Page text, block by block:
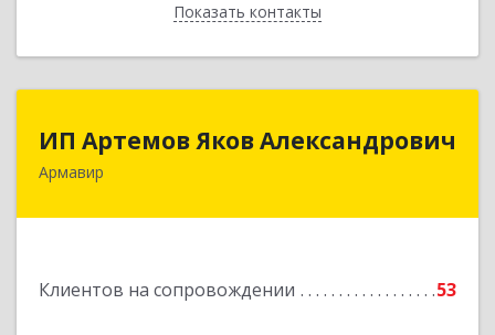
Показать контакты
Назад
ИП Артемов Яков Александрович
Армавир
Клиентов на сопровождении 53